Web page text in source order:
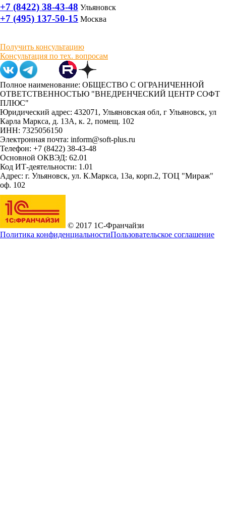
+7 (8422) 38-43-48 Ульяновск
+7 (495) 137-50-15 Москва
Получить консультацию
Консультация по тех. вопросам
Полное наименование: ОБЩЕСТВО С ОГРАНИЧЕННОЙ
ОТВЕТСТВЕННОСТЬЮ "ВНЕДРЕНЧЕСКИЙ ЦЕНТР СОФТ
ПЛЮС"
Юридический адрес: 432071, Ульяновская обл, г Ульяновск, ул
Карла Маркса, д. 13А, к. 2, помещ. 102
ИНН: 7325056150
Электронная почта: inform@soft-plus.ru
Телефон: +7 (8422) 38-43-48
Основной ОКВЭД: 62.01
Код ИТ-деятельности: 1.01
Адрес: г. Ульяновск, ул. К.Маркса, 13а, корп.2, ТОЦ "Мираж"
оф. 102
© 2017 1С-Франчайзи
Политика конфиденциальностиПользовательское соглашение